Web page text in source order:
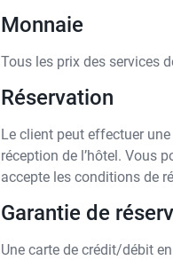
Monnaie
Tous les prix des services
Réservation
Le client peut effectuer
réception de l’hôtel. Vous
accepte les conditions de
Garantie de
Une carte de crédit/débit